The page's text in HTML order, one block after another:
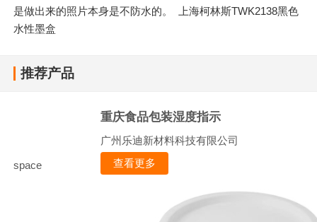
是做出来的照片本身是不防水的。 上海柯林斯TWK2138黑色
水性墨盒
推荐产品
space
重庆食品包装湿度指示
广州乐迪新材料科技有限公司
查看更多